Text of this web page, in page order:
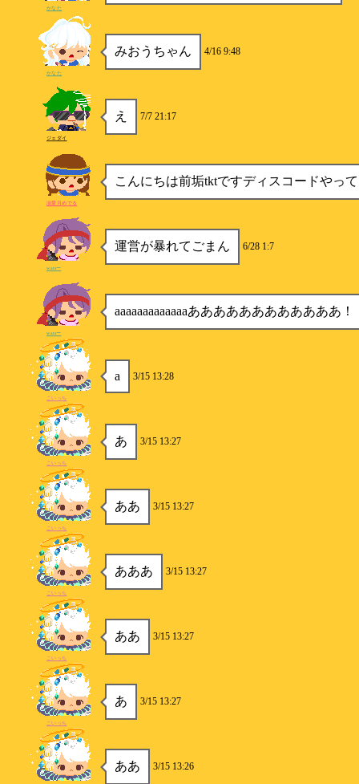
かなた
みおうちゃん 4/16 9:48
かなた
え 7/7 21:17
ジェダイ
こんにちは前垢tktですディスコードやっ
涙愛月めでる
運営が暴れてごまん 6/28 1:7
watsー
aaaaaaaaaaaaaああああああああああああ
watsー
a 3/15 13:28
こいっち
あ 3/15 13:27
こいっち
ああ 3/15 13:27
こいっち
あああ 3/15 13:27
こいっち
ああ 3/15 13:27
こいっち
あ 3/15 13:27
こいっち
ああ 3/15 13:26